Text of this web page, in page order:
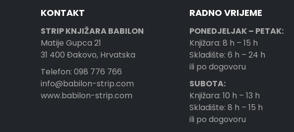
KONTAKT
STRIP KNJIŽARA BABILON
Matije Gupca 21
31 400 Đakovo, Hrvatska
Telefon: 098 776 766
info@babilon-strip.com
www.babilon-strip.com
RADNO VRIJEME
PONEDJELJAK – PETAK:
Knjižara: 8 h – 15 h
Skladište: 6 h – 24 h
ili po dogovoru
SUBOTA:
Knjižara: 10 h – 13 h
Skladište: 8 h – 15 h
ili po dogovoru